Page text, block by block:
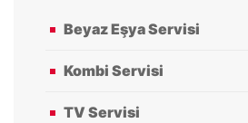
Beyaz Eşya Servisi
Kombi Servisi
TV Servisi